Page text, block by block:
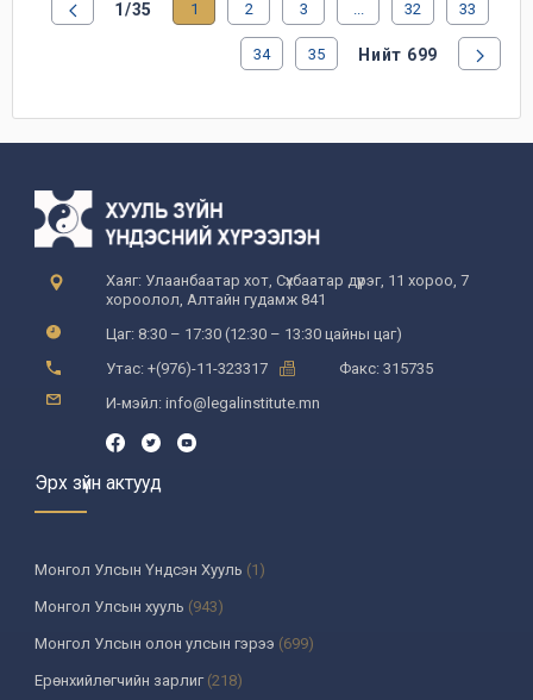
1/35 1 2 3 ... 32 33
34 35 Нийт 699
Хаяг: Улаанбаатар хот, Сүхбаатар дүүрэг, 11 хороо, 7
хороолол, Алтайн гудамж 841
Цаг: 8:30 – 17:30 (12:30 – 13:30 цайны цаг)
Утас: +(976)-11-323317
Факс: 315735
И-мэйл: info@legalinstitute.mn
Эрх зүйн актууд
Монгол Улсын Үндсэн Хууль (1)
Монгол Улсын хууль (943)
Монгол Улсын олон улсын гэрээ (699)
Ерөнхийлөгчийн зарлиг(218)